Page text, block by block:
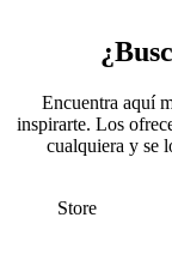
Encuentra aquí
inspirarte. Los
cualquiera y se
Store